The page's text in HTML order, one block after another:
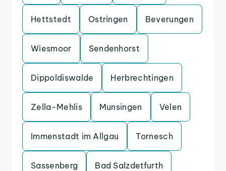
Hettstedt Ostringen Beverungen
Wiesmoor Sendenhorst
Dippoldiswalde Herbrechtingen
Zella-Mehlis Munsingen Velen
Immenstadt im Allgau Tornesch
Sassenberg Bad Salzdetfurth